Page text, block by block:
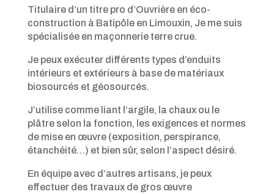
Titulaire d’un titre pro d’Ouvrière en éco-
construction à Batipôle en Limouxin, Je me suis
spécialisée en maçonnerie terre crue.
Je peux exécuter différents types d’enduits
intérieurs et extérieurs à base de matériaux
biosourcés et géosourcés.
J’utilise comme liant l’argile, la chaux ou le
plâtre selon la fonction, les exigences et normes
de mise en œuvre (exposition, perspirance,
étanchéité…) et bien sûr, selon l’aspect désiré.
En équipe avec d’autres artisans, je peux
effectuer des travaux de gros œuvre